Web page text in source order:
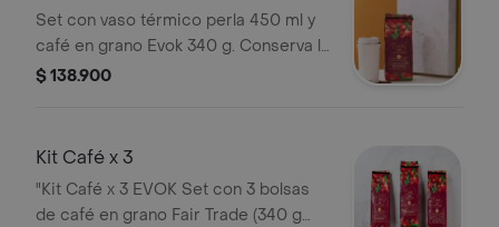
Set con vaso térmico perla 450 ml y
café en grano Evok 340 g. Conserva la
temperatura y ofrece aroma
$ 138.900
Kit Café x 3
"Kit Café x 3 EVOK Set con 3 bolsas
de café en grano Fair Trade (340 g